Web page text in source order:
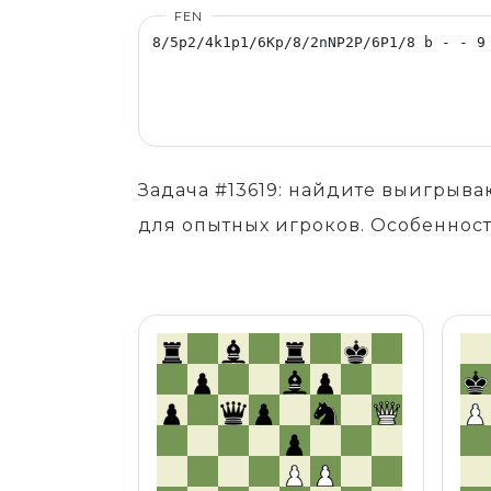
FEN
Задача #13619: найдите
для опытных игроков.